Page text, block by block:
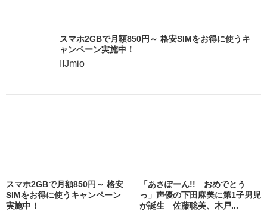
スマホ2GBで月額850円～ 格安SIMをお得に使うキ
ャンペーン実施中！
IIJmio
スマホ2GBで月額850円～ 格安
SIMをお得に使うキャンペーン
実施中！
「あさぽーん!! おめでとう
っ」声優の下田麻美に第1子男児
が誕生 佐藤聡美、木戸...